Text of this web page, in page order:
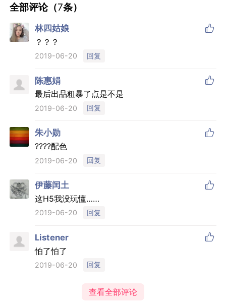
全部评论（7条）
林四姑娘 
？？？
2019-06-20 回复
陈惠娟 
最后出品粗暴了点是不是
2019-06-20 回复
朱小勋 
????配色
2019-06-20 回复
伊藤闰土 
这H5我没玩懂……
2019-06-20 回复
Listener 
怕了怕了
2019-06-20 回复
查看全部评论